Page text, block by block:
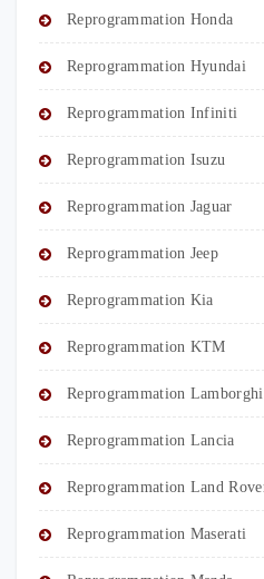
Reprogrammation Honda
Reprogrammation Hyundai
Reprogrammation Infiniti
Reprogrammation Isuzu
Reprogrammation Jaguar
Reprogrammation Jeep
Reprogrammation Kia
Reprogrammation KTM
Reprogrammation
Reprogrammation Lancia
Reprogrammation Land
Reprogrammation Maserati